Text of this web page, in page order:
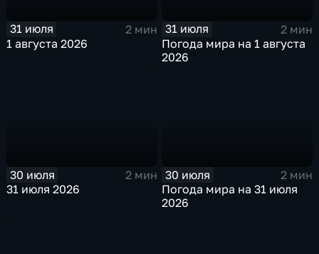
31 июля
2 мин
1 августа 2026
31 июля
2 мин
Погода мира на 1 августа
2026
30 июля
2 мин
31 июля 2026
30 июля
2 мин
Погода мира на 31 июля
2026